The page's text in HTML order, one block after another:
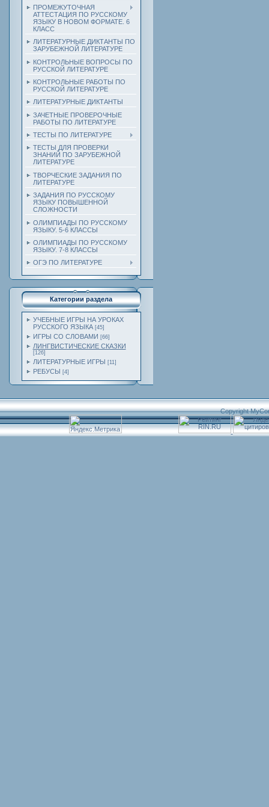
ПРОМЕЖУТОЧНАЯ
АТТЕСТАЦИЯ ПО РУССКОМУ
ЯЗЫКУ В НОВОМ ФОРМАТЕ. 6
КЛАСС
ЛИТЕРАТУРНЫЕ ДИКТАНТЫ ПО
ЗАРУБЕЖНОЙ ЛИТЕРАТУРЕ
КОНТРОЛЬНЫЕ ВОПРОСЫ ПО
РУССКОЙ ЛИТЕРАТУРЕ
КОНТРОЛЬНЫЕ РАБОТЫ ПО
РУССКОЙ ЛИТЕРАТУРЕ
ЛИТЕРАТУРНЫЕ ДИКТАНТЫ
ЗАЧЕТНЫЕ ПРОВЕРОЧНЫЕ
РАБОТЫ ПО ЛИТЕРАТУРЕ
ТЕСТЫ ПО ЛИТЕРАТУРЕ
ТЕСТЫ ДЛЯ ПРОВЕРКИ
ЗНАНИЙ ПО ЗАРУБЕЖНОЙ
ЛИТЕРАТУРЕ
ТВОРЧЕСКИЕ ЗАДАНИЯ ПО
ЛИТЕРАТУРЕ
ЗАДАНИЯ ПО РУССКОМУ
ЯЗЫКУ ПОВЫШЕННОЙ
СЛОЖНОСТИ
ОЛИМПИАДЫ ПО РУССКОМУ
ЯЗЫКУ. 5-6 КЛАССЫ
ОЛИМПИАДЫ ПО РУССКОМУ
ЯЗЫКУ. 7-8 КЛАССЫ
ОГЭ ПО ЛИТЕРАТУРЕ
Категории раздела
УЧЕБНЫЕ ИГРЫ НА УРОКАХ
РУССКОГО ЯЗЫКА [45]
ИГРЫ СО СЛОВАМИ [66]
ЛИНГВИСТИЧЕСКИЕ СКАЗКИ
[126]
ЛИТЕРАТУРНЫЕ ИГРЫ [11]
РЕБУСЫ [4]
Copyright